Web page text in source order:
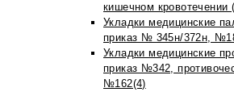
кишечном кровотечении
Укладки медицинские
приказ № 345н/372н,
Укладки медицинские
приказ №342,
№162(4)